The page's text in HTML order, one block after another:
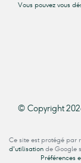
Vous pouvez vous
© Copyright
Ce site est protégé par
d'utilisation de Google
Préférences